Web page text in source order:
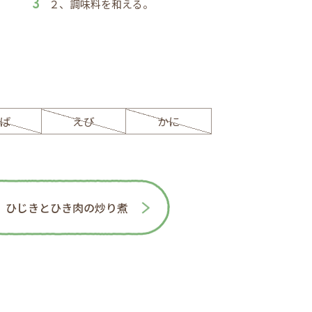
２、調味料を和える。
えび かに
ひじきとひき肉の炒り煮